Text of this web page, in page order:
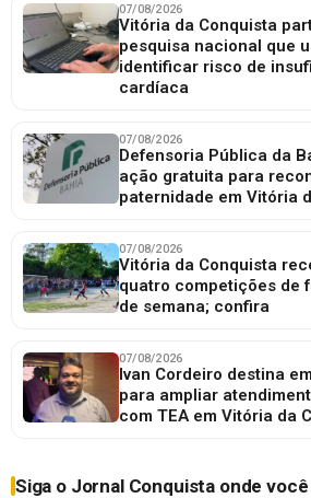
07/08/2026
Vitória da Conquista
pesquisa nacional que
identificar risco de
cardíaca
07/08/2026
Defensoria Pública da
ação gratuita para
paternidade em Vitória
07/08/2026
Vitória da Conquista
quatro competições de
de semana; confira
07/08/2026
Ivan Cordeiro destina
para ampliar
com TEA em Vitória da
Siga o Jornal Conquista onde